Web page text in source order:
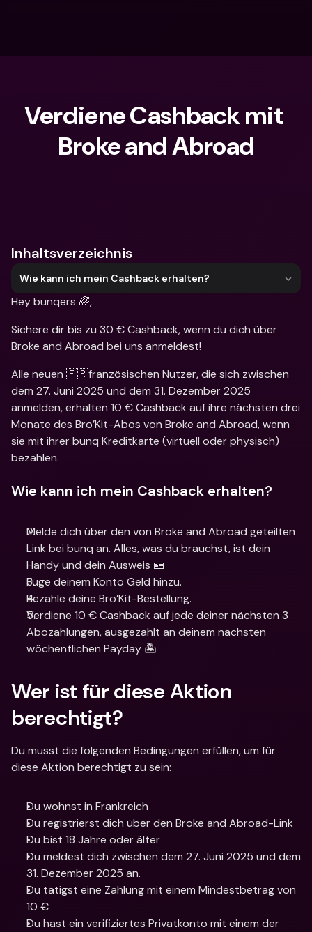
Verdiene Cashback mit
Broke and Abroad
Inhaltsverzeichnis
Wie kann ich mein Cashback erhalten?
Hey bunqers 🌈,
Sichere dir bis zu 30 € Cashback, wenn du dich über
Broke and Abroad bei uns anmeldest!
Alle neuen 🇫🇷französischen Nutzer, die sich zwischen
dem 27. Juni 2025 und dem 31. Dezember 2025
anmelden, erhalten 10 € Cashback auf ihre nächsten drei
Monate des Bro’Kit-Abos von Broke and Abroad, wenn
sie mit ihrer bunq Kreditkarte (virtuell oder physisch)
bezahlen.
Wie kann ich mein Cashback erhalten?
Melde dich über den von Broke and Abroad geteilten
Link bei bunq an. Alles, was du brauchst, ist dein
Handy und dein Ausweis 🪪
Füge deinem Konto Geld hinzu.
Bezahle deine Bro’Kit-Bestellung.
Verdiene 10 € Cashback auf jede deiner nächsten 3
Abozahlungen, ausgezahlt an deinem nächsten
wöchentlichen Payday 🏝️
Wer ist für diese Aktion
berechtigt?
Du musst die folgenden Bedingungen erfüllen, um für
diese Aktion berechtigt zu sein:
Du wohnst in Frankreich
Du registrierst dich über den Broke and Abroad-Link
Du bist 18 Jahre oder älter
Du meldest dich zwischen dem 27. Juni 2025 und dem
31. Dezember 2025 an.
Du tätigst eine Zahlung mit einem Mindestbetrag von
10 €